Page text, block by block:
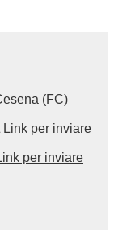
(FC)
Link per inviare
per inviare